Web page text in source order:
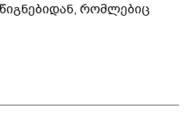
რომლებიც